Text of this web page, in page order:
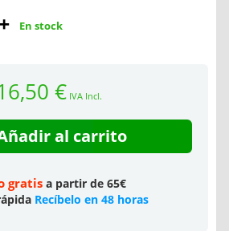
En stock
€ IVA Incl.
al carrito
gratis a partir de 65€
Recíbelo en 48 horas